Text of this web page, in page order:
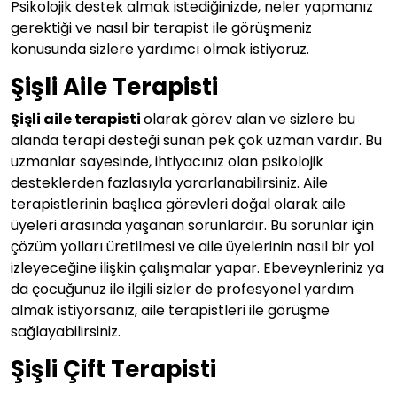
Psikolojik destek almak istediğinizde, neler yapmanız
gerektiği ve nasıl bir terapist ile görüşmeniz
konusunda sizlere yardımcı olmak istiyoruz.
Şişli Aile Terapisti
Şişli aile terapisti olarak görev alan ve sizlere bu
alanda terapi desteği sunan pek çok uzman vardır. Bu
uzmanlar sayesinde, ihtiyacınız olan psikolojik
desteklerden fazlasıyla yararlanabilirsiniz. Aile
terapistlerinin başlıca görevleri doğal olarak aile
üyeleri arasında yaşanan sorunlardır. Bu sorunlar için
çözüm yolları üretilmesi ve aile üyelerinin nasıl bir yol
izleyeceğine ilişkin çalışmalar yapar. Ebeveynleriniz ya
da çocuğunuz ile ilgili sizler de profesyonel yardım
almak istiyorsanız, aile terapistleri ile görüşme
sağlayabilirsiniz.
Şişli Çift Terapisti